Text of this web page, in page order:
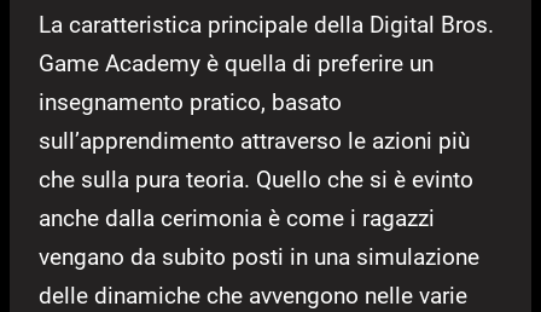
La caratteristica principale della Digital Bros.
Game Academy è quella di preferire un
insegnamento pratico, basato
sull’apprendimento attraverso le azioni più
che sulla pura teoria. Quello che si è evinto
anche dalla cerimonia è come i ragazzi
vengano da subito posti in una simulazione
delle dinamiche che avvengono nelle varie